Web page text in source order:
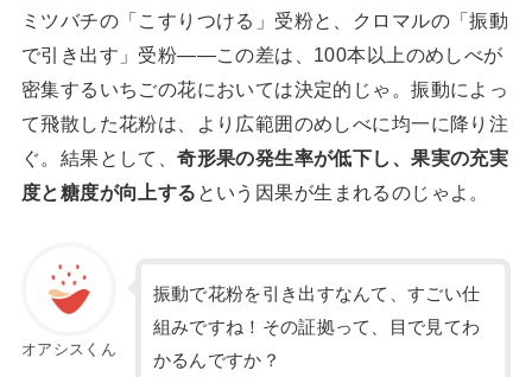
ミツバチの「こすりつける」受粉と、クロマルの「振動
で引き出す」受粉——この差は、100本以上のめしべが
密集するいちごの花においては決定的じゃ。振動によっ
て飛散した花粉は、より広範囲のめしべに均一に降り注
ぐ。結果として、奇形果の発生率が低下し、果実の充実
度と糖度が向上する という因果が生まれるのじゃよ。
オアシスくん
振動で花粉を引き出すなんて、すごい仕
組みですね！その証拠って、目で見てわ
かるんですか？